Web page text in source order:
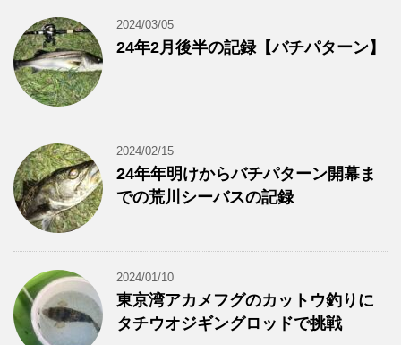
2024/03/05
24年2月後半の記録【バチパターン】
2024/02/15
24年年明けからバチパターン開幕ま
での荒川シーバスの記録
2024/01/10
東京湾アカメフグのカットウ釣りに
タチウオジギングロッドで挑戦